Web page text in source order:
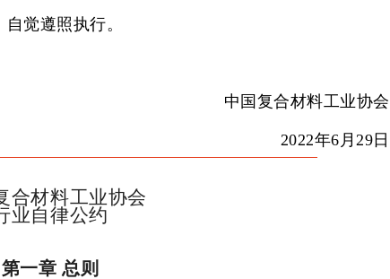
觉遵照执行。
中国复合材料工业协会
2022年6月29日
合材料工业协会
业自律公约
第一章 总则